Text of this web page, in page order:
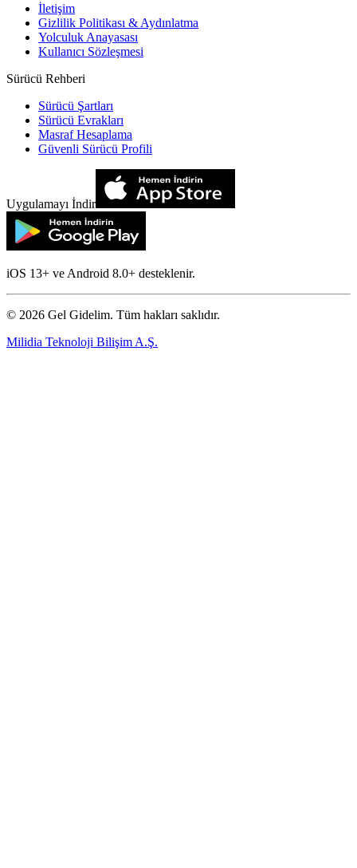
İletişim
Gizlilik Politikası & Aydınlatma
Yolculuk Anayasası
Kullanıcı Sözleşmesi
Sürücü Rehberi
Sürücü Şartları
Sürücü Evrakları
Masraf Hesaplama
Güvenli Sürücü Profili
Uygulamayı İndir
iOS 13+ ve Android 8.0+ desteklenir.
© 2026 Gel Gidelim. Tüm hakları saklıdır.
Milidia Teknoloji Bilişim A.Ş.